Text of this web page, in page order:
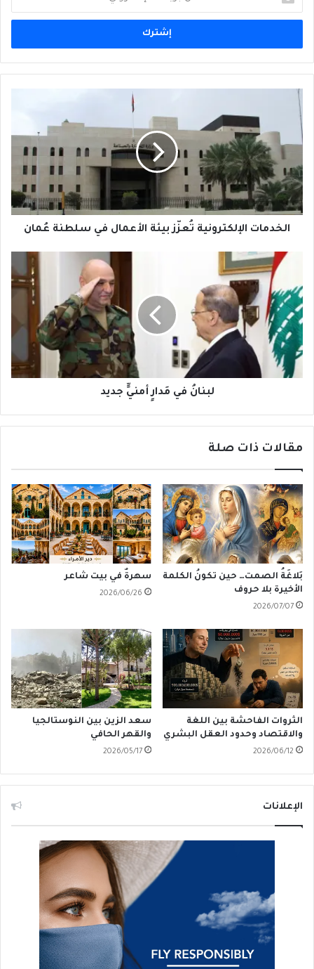
بريدك
الإلكتروني
الخدمات
الإلكترونية
تُعزّز
بيئة
في
سلطنة
عُمان
الخدمات الإلكترونية تُعزّز بيئة الأعمال في سلطنة عُمان
لبنانُ
مَدارٍ
أمنيٍّ
جديد
لبنانُ في مَدارٍ أمنيٍّ جديد
مقالات ذات صلة
بَلاغَةُ الصمت… حين تكونُ الكلمة
الأخيرة بلا حروف
2026/07/07
سهرةٌ في بيت شاعر
2026/06/26
الثروات الفاحشة بين اللغة
والاقتصاد وحدود العقل البشري
2026/06/12
سعد الزين بين النوستالجيا
والقهر الحافي
2026/05/17
الإعلانات